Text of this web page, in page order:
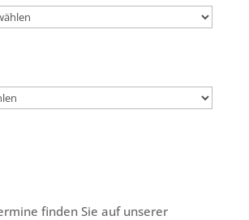
finden Sie auf unserer